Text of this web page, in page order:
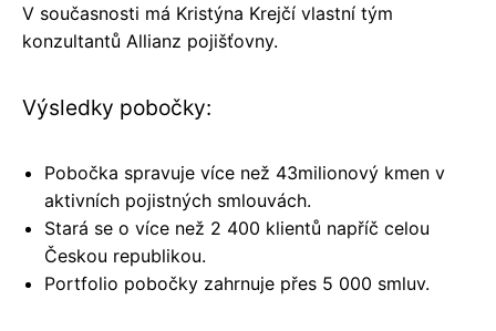
V současnosti má Kristýna Krejčí vlastní tým
konzultantů Allianz pojišťovny.
Výsledky pobočky:
Pobočka spravuje více než 43milionový kmen v
aktivních pojistných smlouvách.
Stará se o více než 2 400 klientů napříč celou
Českou republikou.
Portfolio pobočky zahrnuje přes 5 000 smluv.